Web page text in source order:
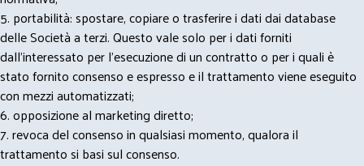
5. portabilità: spostare, copiare o trasferire i dati dai database
delle Società a terzi. Questo vale solo per i dati forniti
dall’interessato per l’esecuzione di un contratto o per i quali è
stato fornito consenso e espresso e il trattamento viene eseguito
con mezzi automatizzati;
6. opposizione al marketing diretto;
7. revoca del consenso in qualsiasi momento, qualora il
trattamento si basi sul consenso.